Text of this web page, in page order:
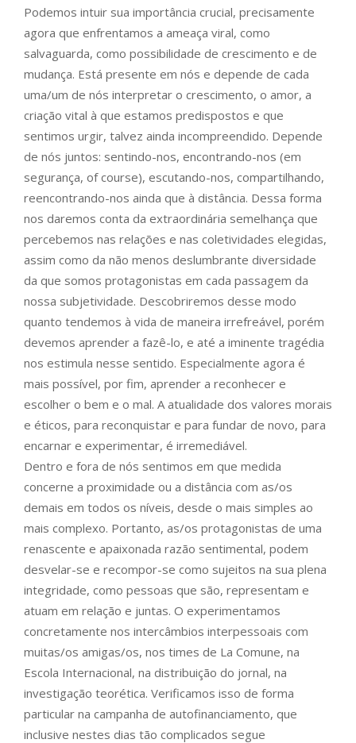
Podemos intuir sua importância crucial, precisamente
agora que enfrentamos a ameaça viral, como
salvaguarda, como possibilidade de crescimento e de
mudança. Está presente em nós e depende de cada
uma/um de nós interpretar o crescimento, o amor, a
criação vital à que estamos predispostos e que
sentimos urgir, talvez ainda incompreendido. Depende
de nós juntos: sentindo-nos, encontrando-nos (em
segurança, of course), escutando-nos, compartilhando,
reencontrando-nos ainda que à distância. Dessa forma
nos daremos conta da extraordinária semelhança que
percebemos nas relações e nas coletividades elegidas,
assim como da não menos deslumbrante diversidade
da que somos protagonistas em cada passagem da
nossa subjetividade. Descobriremos desse modo
quanto tendemos à vida de maneira irrefreável, porém
devemos aprender a fazê-lo, e até a iminente tragédia
nos estimula nesse sentido. Especialmente agora é
mais possível, por fim, aprender a reconhecer e
escolher o bem e o mal. A atualidade dos valores morais
e éticos, para reconquistar e para fundar de novo, para
encarnar e experimentar, é irremediável.
Dentro e fora de nós sentimos em que medida
concerne a proximidade ou a distância com as/os
demais em todos os níveis, desde o mais simples ao
mais complexo. Portanto, as/os protagonistas de uma
renascente e apaixonada razão sentimental, podem
desvelar-se e recompor-se como sujeitos na sua plena
integridade, como pessoas que são, representam e
atuam em relação e juntas. O experimentamos
concretamente nos intercâmbios interpessoais com
muitas/os amigas/os, nos times de La Comune, na
Escola Internacional, na distribuição do jornal, na
investigação teorética. Verificamos isso de forma
particular na campanha de autofinanciamento, que
inclusive nestes dias tão complicados segue